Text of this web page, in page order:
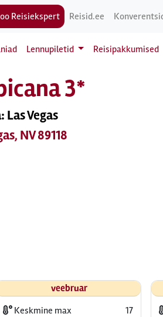
Reisiekspert Reisid.ee
Lennupiletid Reisipakkumised
3*
Vegas
NV 89118
veebruar
Keskmine max
17